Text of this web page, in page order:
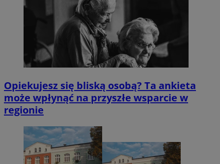
Opiekujesz się bliską osobą? Ta ankieta
może wpłynąć na przyszłe wsparcie w
regionie